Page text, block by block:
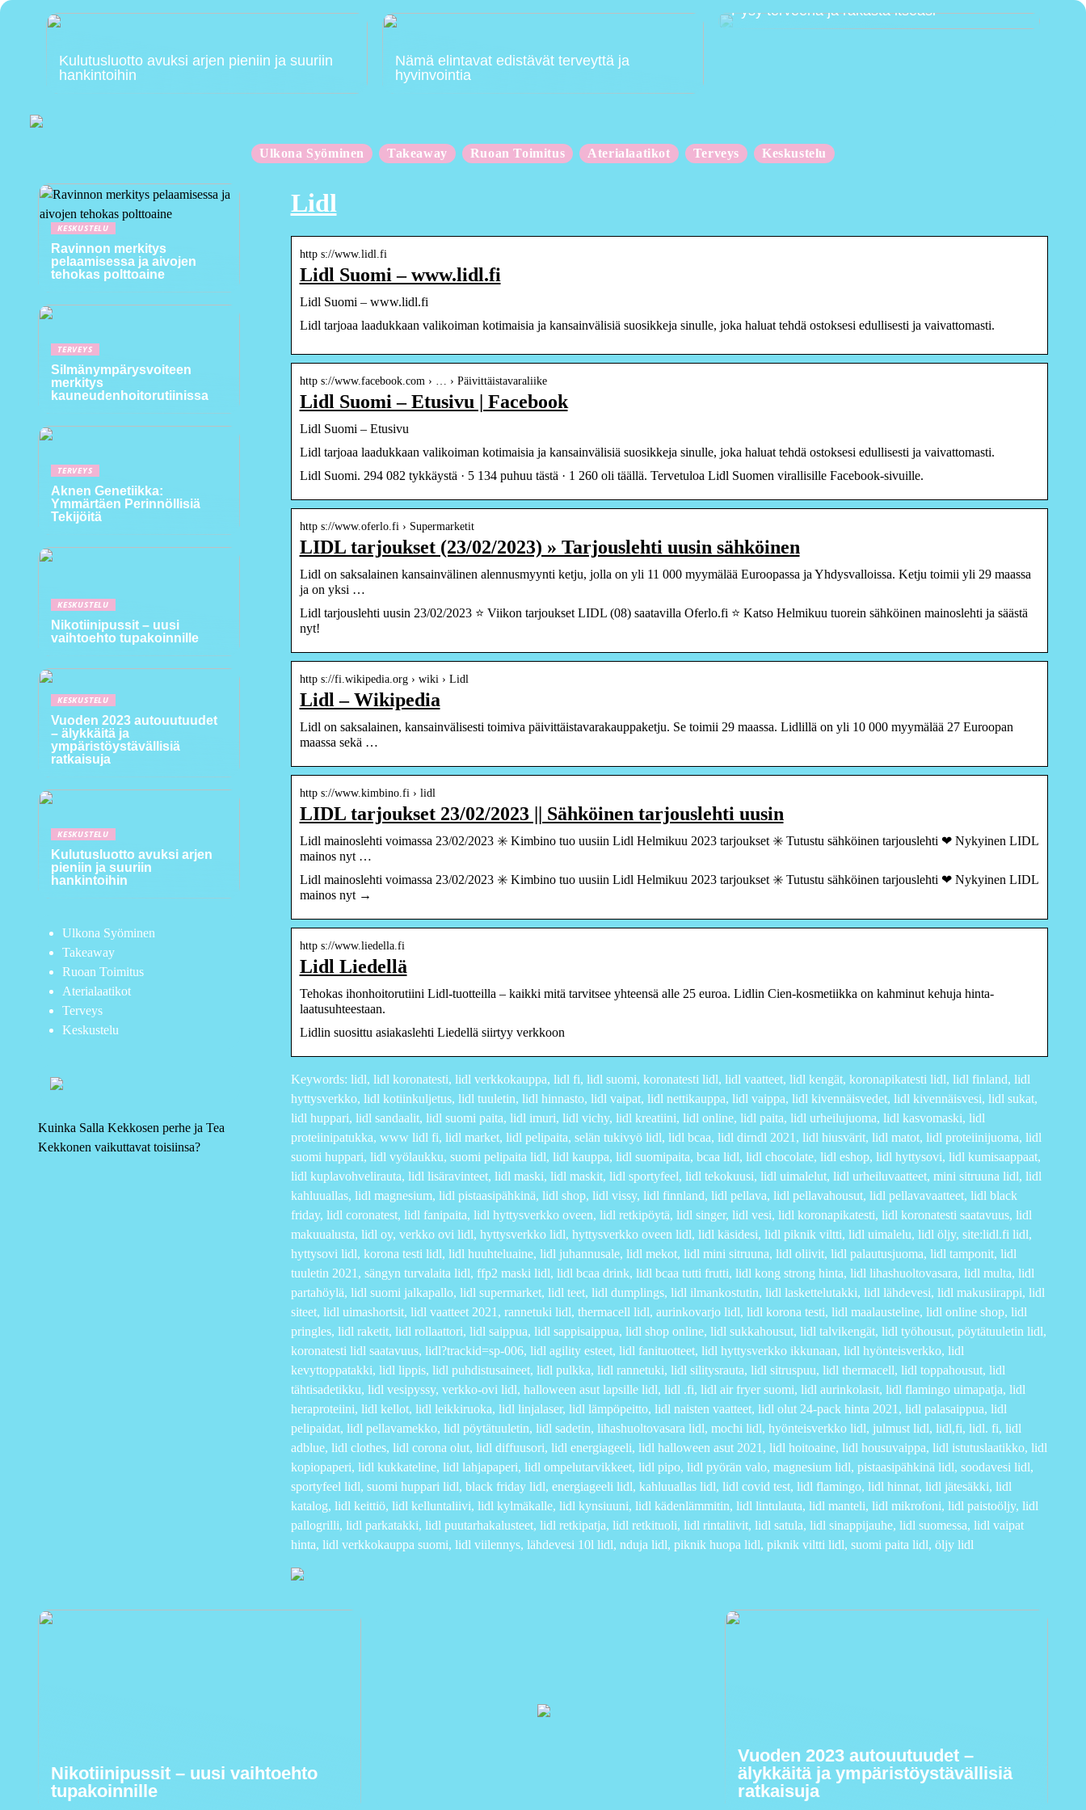
Kulutusluotto avuksi arjen pieniin ja suuriin
hankintoihin
Nämä elintavat edistävät terveyttä ja
hyvinvointia
Pysy terveenä ja rakasta itseäsi
Ulkona Syöminen Takeaway Ruoan Toimitus Aterialaatikot Terveys Keskustelu
Lidl
http s://www.lidl.fi
Lidl Suomi – www.lidl.fi
Lidl Suomi – www.lidl.fi
Lidl tarjoaa laadukkaan valikoiman kotimaisia ja kansainvälisiä suosikkeja sinulle, joka haluat tehdä ostoksesi edullisesti ja vaivattomasti.
http s://www.facebook.com › … › Päivittäistavaraliike
Lidl Suomi – Etusivu | Facebook
Lidl Suomi – Etusivu
Lidl tarjoaa laadukkaan valikoiman kotimaisia ja kansainvälisiä suosikkeja sinulle, joka haluat tehdä ostoksesi edullisesti ja vaivattomasti.
Lidl Suomi. 294 082 tykkäystä · 5 134 puhuu tästä · 1 260 oli täällä. Tervetuloa Lidl Suomen virallisille Facebook-sivuille.
http s://www.oferlo.fi › Supermarketit
LIDL tarjoukset (23/02/2023) » Tarjouslehti uusin sähköinen
Lidl on saksalainen kansainvälinen alennusmyynti ketju, jolla on yli 11 000 myymälää Euroopassa ja Yhdysvalloissa. Ketju toimii yli 29 maassa
ja on yksi …
Lidl tarjouslehti uusin 23/02/2023 ⭐ Viikon tarjoukset LIDL (08) saatavilla Oferlo.fi ⭐ Katso Helmikuu tuorein sähköinen mainoslehti ja säästä
nyt!
http s://fi.wikipedia.org › wiki › Lidl
Lidl – Wikipedia
Lidl on saksalainen, kansainvälisesti toimiva päivittäistavarakauppaketju. Se toimii 29 maassa. Lidlillä on yli 10 000 myymälää 27 Euroopan
maassa sekä …
http s://www.kimbino.fi › lidl
LIDL tarjoukset 23/02/2023 || Sähköinen tarjouslehti uusin
Lidl mainoslehti voimassa 23/02/2023 ✳️ Kimbino tuo uusiin Lidl Helmikuu 2023 tarjoukset ✳️ Tutustu sähköinen tarjouslehti ❤ Nykyinen LIDL
mainos nyt …
Lidl mainoslehti voimassa 23/02/2023 ✳️ Kimbino tuo uusiin Lidl Helmikuu 2023 tarjoukset ✳️ Tutustu sähköinen tarjouslehti ❤ Nykyinen LIDL
mainos nyt →
http s://www.liedella.fi
Lidl Liedellä
Tehokas ihonhoitorutiini Lidl-tuotteilla – kaikki mitä tarvitsee yhteensä alle 25 euroa. Lidlin Cien-kosmetiikka on kahminut kehuja hinta-
laatusuhteestaan.
Lidlin suosittu asiakaslehti Liedellä siirtyy verkkoon
Keywords: lidl, lidl koronatesti, lidl verkkokauppa, lidl fi, lidl suomi, koronatesti lidl, lidl vaatteet, lidl kengät, koronapikatesti lidl, lidl finland, lidl
hyttysverkko, lidl kotiinkuljetus, lidl tuuletin, lidl hinnasto, lidl vaipat, lidl nettikauppa, lidl vaippa, lidl kivennäisvedet, lidl kivennäisvesi, lidl sukat,
lidl huppari, lidl sandaalit, lidl suomi paita, lidl imuri, lidl vichy, lidl kreatiini, lidl online, lidl paita, lidl urheilujuoma, lidl kasvomaski, lidl
proteiinipatukka, www lidl fi, lidl market, lidl pelipaita, selän tukivyö lidl, lidl bcaa, lidl dirndl 2021, lidl hiusvärit, lidl matot, lidl proteiinijuoma, lidl
suomi huppari, lidl vyölaukku, suomi pelipaita lidl, lidl kauppa, lidl suomipaita, bcaa lidl, lidl chocolate, lidl eshop, lidl hyttysovi, lidl kumisaappaat,
lidl kuplavohvelirauta, lidl lisäravinteet, lidl maski, lidl maskit, lidl sportyfeel, lidl tekokuusi, lidl uimalelut, lidl urheiluvaatteet, mini sitruuna lidl, lidl
kahluuallas, lidl magnesium, lidl pistaasipähkinä, lidl shop, lidl vissy, lidl finnland, lidl pellava, lidl pellavahousut, lidl pellavavaatteet, lidl black
friday, lidl coronatest, lidl fanipaita, lidl hyttysverkko oveen, lidl retkipöytä, lidl singer, lidl vesi, lidl koronapikatesti, lidl koronatesti saatavuus, lidl
makuualusta, lidl oy, verkko ovi lidl, hyttysverkko lidl, hyttysverkko oveen lidl, lidl käsidesi, lidl piknik viltti, lidl uimalelu, lidl öljy, site:lidl.fi lidl,
hyttysovi lidl, korona testi lidl, lidl huuhteluaine, lidl juhannusale, lidl mekot, lidl mini sitruuna, lidl oliivit, lidl palautusjuoma, lidl tamponit, lidl
tuuletin 2021, sängyn turvalaita lidl, ffp2 maski lidl, lidl bcaa drink, lidl bcaa tutti frutti, lidl kong strong hinta, lidl lihashuoltovasara, lidl multa, lidl
partahöylä, lidl suomi jalkapallo, lidl supermarket, lidl teet, lidl dumplings, lidl ilmankostutin, lidl laskettelutakki, lidl lähdevesi, lidl makusiirappi, lidl
siteet, lidl uimashortsit, lidl vaatteet 2021, rannetuki lidl, thermacell lidl, aurinkovarjo lidl, lidl korona testi, lidl maalausteline, lidl online shop, lidl
pringles, lidl raketit, lidl rollaattori, lidl saippua, lidl sappisaippua, lidl shop online, lidl sukkahousut, lidl talvikengät, lidl työhousut, pöytätuuletin lidl,
koronatesti lidl saatavuus, lidl?trackid=sp-006, lidl agility esteet, lidl fanituotteet, lidl hyttysverkko ikkunaan, lidl hyönteisverkko, lidl
kevyttoppatakki, lidl lippis, lidl puhdistusaineet, lidl pulkka, lidl rannetuki, lidl silitysrauta, lidl sitruspuu, lidl thermacell, lidl toppahousut, lidl
tähtisadetikku, lidl vesipyssy, verkko-ovi lidl, halloween asut lapsille lidl, lidl .fi, lidl air fryer suomi, lidl aurinkolasit, lidl flamingo uimapatja, lidl
heraproteiini, lidl kellot, lidl leikkiruoka, lidl linjalaser, lidl lämpöpeitto, lidl naisten vaatteet, lidl olut 24-pack hinta 2021, lidl palasaippua, lidl
pelipaidat, lidl pellavamekko, lidl pöytätuuletin, lidl sadetin, lihashuoltovasara lidl, mochi lidl, hyönteisverkko lidl, julmust lidl, lidl,fi, lidl. fi, lidl
adblue, lidl clothes, lidl corona olut, lidl diffuusori, lidl energiageeli, lidl halloween asut 2021, lidl hoitoaine, lidl housuvaippa, lidl istutuslaatikko, lidl
kopiopaperi, lidl kukkateline, lidl lahjapaperi, lidl ompelutarvikkeet, lidl pipo, lidl pyörän valo, magnesium lidl, pistaasipähkinä lidl, soodavesi lidl,
sportyfeel lidl, suomi huppari lidl, black friday lidl, energiageeli lidl, kahluuallas lidl, lidl covid test, lidl flamingo, lidl hinnat, lidl jätesäkki, lidl
katalog, lidl keittiö, lidl kelluntaliivi, lidl kylmäkalle, lidl kynsiuuni, lidl kädenlämmitin, lidl lintulauta, lidl manteli, lidl mikrofoni, lidl paistoöljy, lidl
pallogrilli, lidl parkatakki, lidl puutarhakalusteet, lidl retkipatja, lidl retkituoli, lidl rintaliivit, lidl satula, lidl sinappijauhe, lidl suomessa, lidl vaipat
hinta, lidl verkkokauppa suomi, lidl viilennys, lähdevesi 10l lidl, nduja lidl, piknik huopa lidl, piknik viltti lidl, suomi paita lidl, öljy lidl
KESKUSTELU
Ravinnon merkitys
pelaamisessa ja aivojen
tehokas polttoaine
TERVEYS
Silmänympärysvoiteen
merkitys
kauneudenhoitorutiinissa
TERVEYS
Aknen Genetiikka:
Ymmärtäen Perinnöllisiä
Tekijöitä
KESKUSTELU
Nikotiinipussit – uusi
vaihtoehto tupakoinnille
KESKUSTELU
Vuoden 2023 autouutuudet
– älykkäitä ja
ympäristöystävällisiä
ratkaisuja
KESKUSTELU
Kulutusluotto avuksi arjen
pieniin ja suuriin
hankintoihin
Ulkona Syöminen
Takeaway
Ruoan Toimitus
Aterialaatikot
Terveys
Keskustelu
Kuinka Salla Kekkosen perhe ja Tea
Kekkonen vaikuttavat toisiinsa?
Nikotiinipussit – uusi vaihtoehto
tupakoinnille
Vuoden 2023 autouutuudet –
älykkäitä ja ympäristöystävällisiä
ratkaisuja